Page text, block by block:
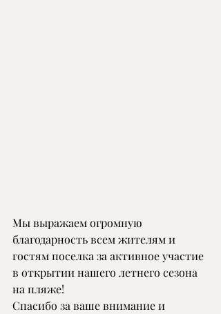
Мы выражаем огромную
благодарность всем жителям и
гостям поселка за активное участие
в открытии нашего летнего сезона
на пляже!
Спасибо за ваше внимание и